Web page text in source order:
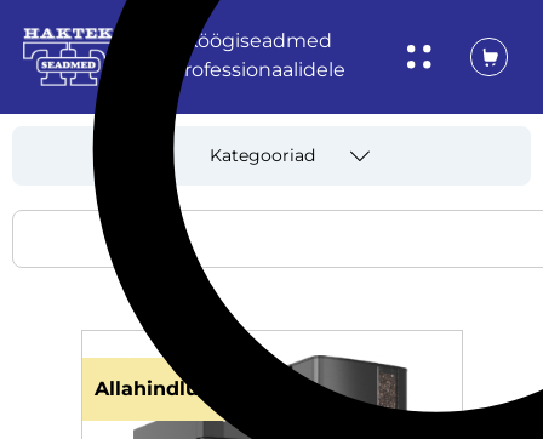
Köögiseadmed
professionaalidele
Kategooriad
Allahindlus!